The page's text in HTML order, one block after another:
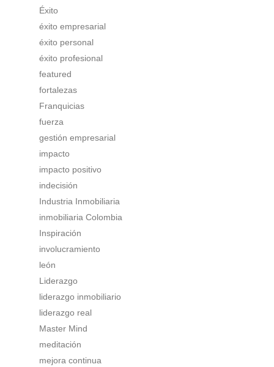
Éxito
éxito empresarial
éxito personal
éxito profesional
featured
fortalezas
Franquicias
fuerza
gestión empresarial
impacto
impacto positivo
indecisión
Industria Inmobiliaria
inmobiliaria Colombia
Inspiración
involucramiento
león
Liderazgo
liderazgo inmobiliario
liderazgo real
Master Mind
meditación
mejora continua